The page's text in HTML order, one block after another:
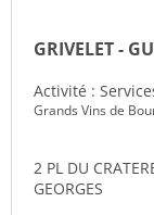
GRIVELET -
Activité :
Grands Vins de
2 PL DU
GEORGES